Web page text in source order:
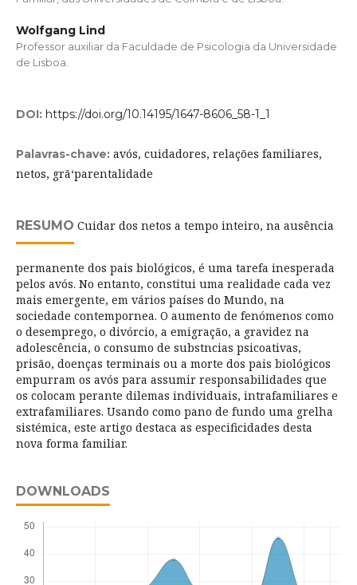
Wolfgang Lind
Professor auxiliar da Faculdade de Psicologia da Universidade
de Lisboa.
DOI: https://doi.org/10.14195/1647-8606_58-1_1
Palavras-chave: avós, cuidadores, relações familiares,
netos, grã‘parentalidade
RESUMO Cuidar dos netos a tempo inteiro, na ausência
permanente dos pais biológicos, é uma tarefa inesperada
pelos avós. No entanto, constitui uma realidade cada vez
mais emergente, em vários países do Mundo, na
sociedade contempornea. O aumento de fenómenos como
o desemprego, o divórcio, a emigração, a gravidez na
adolescência, o consumo de substncias psicoativas,
prisão, doenças terminais ou a morte dos pais biológicos
empurram os avós para assumir responsabilidades que
os colocam perante dilemas individuais, intrafamiliares e
extrafamiliares. Usando como pano de fundo uma grelha
sistémica, este artigo destaca as especificidades desta
nova forma familiar.
DOWNLOADS